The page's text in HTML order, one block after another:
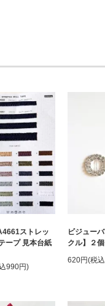
ストレッ
ープ 見本台紙
990円)
ビジュー
クル】２
620円(税